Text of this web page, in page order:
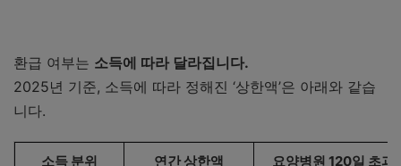
환급 여부는 소득에 따라 달라집니다.
2025년 기준, 소득에 따라 정해진 ‘상한액’은 아래와 같습
니다.
소득 분위 연간 상한액 요양병원 120일 초과